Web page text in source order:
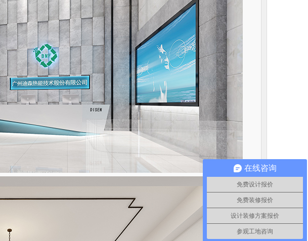
在线咨询
免费设计报价
免费装修报价
设计装修方案报价
参观工地咨询